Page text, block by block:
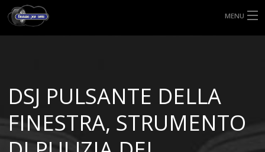
MENU
MISURE GOMME
BLOG
DSJ PULSANTE DELLA
FINESTRA, STRUMENTO